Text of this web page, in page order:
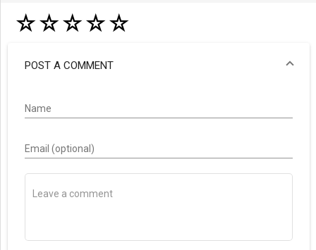
☆☆☆☆☆
POST A COMMENT
Name
Email (optional)